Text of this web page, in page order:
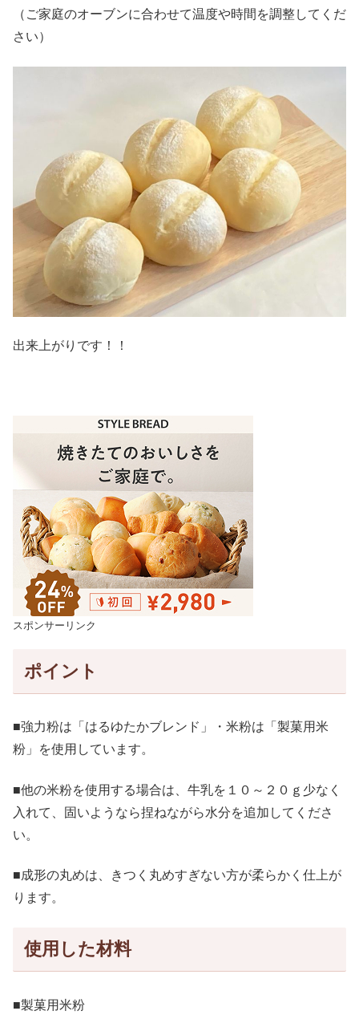
（ご家庭のオーブンに合わせて温度や時間を調整してくだ
さい）
出来上がりです！！
スポンサーリンク
ポイント
■強力粉は「はるゆたかブレンド」・米粉は「製菓用米
粉」を使用しています。
■他の米粉を使用する場合は、牛乳を１０～２０ｇ少なく
入れて、固いようなら捏ねながら水分を追加してくださ
い。
■成形の丸めは、きつく丸めすぎない方が柔らかく仕上が
ります。
使用した材料
■製菓用米粉